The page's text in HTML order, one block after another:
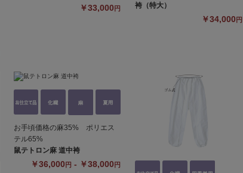
￥33,000 円
袴（特大）
￥34,000 円
お手頃価格の麻35% ポリエス
テル65%
鼠テトロン麻 道中袴
￥36,000 円 - ￥38,000 円